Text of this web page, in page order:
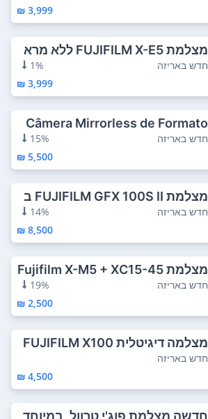
3,999 ₪
מצלמת FUJIFILM X-E5 ללא מרא
ה (כספה) חיי...
חדש באריזה
1%
3,999 ₪
Câmera Mirrorless de Formato
Médio FUJIF...
חדש באריזה
15%
5,500 ₪
מצלמת FUJIFILM GFX 100S II ב
פורמט בינוני...
חדש באריזה
14%
8,500 ₪
מצלמת Fujifilm X-M5 + XC15-45
mm f3.5-5.6...
חדש באריזה
19%
2,500 ₪
מצלמה דיגיטלית FUJIFILM X100
VI (כספה) ח...
חדש באריזה
4,500 ₪
חדשה מצלמת פוג'י טרוול, במיוחד